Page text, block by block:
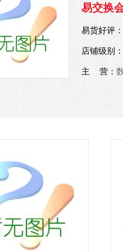
易交换
易货好评：
店铺级别：
主 营：